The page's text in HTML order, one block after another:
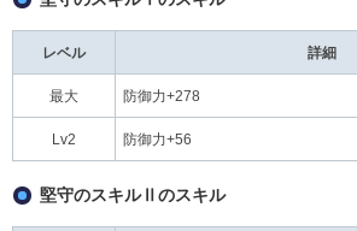
レベル 詳細
最大 防御力+278
Lv2 防御力+56
堅守のスキルⅡのスキル